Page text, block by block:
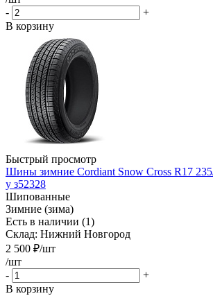
-
+
В корзину
Быстрый просмотр
Шины зимние Cordiant Snow Cross R17
у з52328
Шипованные
Зимние (зима)
Есть в наличии (1)
Склад: Нижний Новгород
2 500 ₽/шт
/шт
-
+
В корзину